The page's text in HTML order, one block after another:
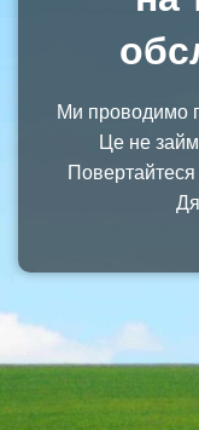
Ми проводимо
Це не
Повертайтеся